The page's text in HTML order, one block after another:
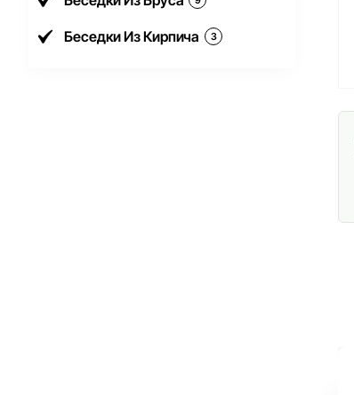
Беседки Из Кирпича 3